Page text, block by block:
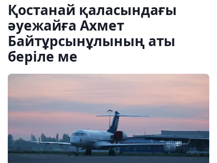
Қостанай қаласындағы
әуежайға Ахмет
Байтұрсынұлының аты
беріле ме